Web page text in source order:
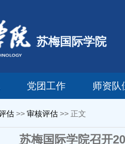
苏梅国际学院
党团工作 师资队
估>> 审核评估>> 正文
苏梅国际学院召开